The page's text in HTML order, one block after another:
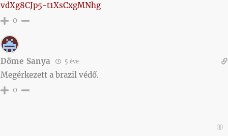
vdXg8CJp5-t1XsCxgMNhg
0
Döme Sanya 5 éve
Megérkezett a brazil védő.
0